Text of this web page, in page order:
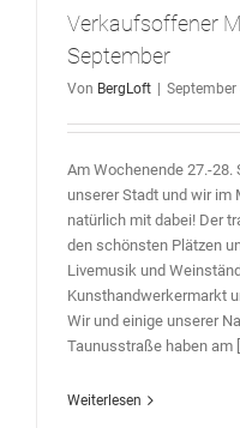
Verkaufsoffener
September
Von BergLoft |
Am Wochenende 27.-
unserer Stadt und wir im
natürlich mit dabei! Der
den schönsten Plätzen
Livemusik und
Kunsthandwerkermarkt
Wir und einige unserer
Taunusstraße haben am
Weiterlesen